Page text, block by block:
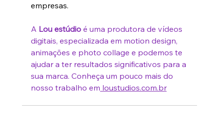
empresas.
A Lou estúdio é uma produtora de vídeos
digitais, especializada em motion design,
animações e photo collage e podemos te
ajudar a ter resultados significativos para a
sua marca. Conheça um pouco mais do
nosso trabalho em loustudios.com.br